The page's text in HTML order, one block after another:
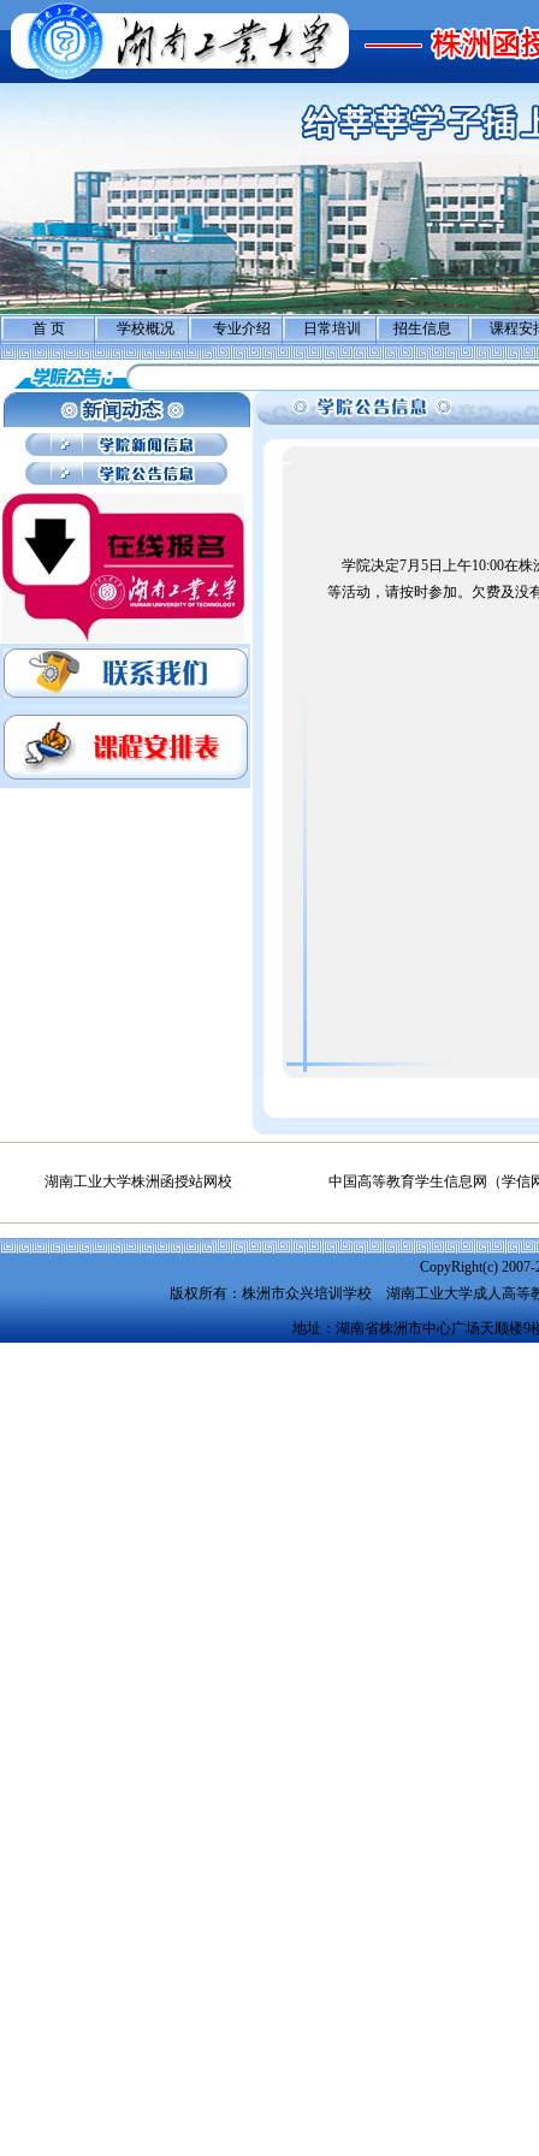
首 页 学校概况 专业介绍 日常培训 招生信息 课程安
学院决定7月5日上午10:00在株
等活动，请按时参加。欠费及没
湖南工业大学株洲函授站网校 中国高等教育学生信息网（学信
CopyRight(c)
版权所有：株洲市众兴培训学校 湖南工业大学成人高等
地址：湖南省株洲市中心广场天顺楼